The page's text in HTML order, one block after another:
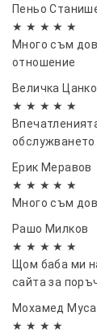
Пеньо
★ ★ ★ ★ ★
Много съм
отношение
Величка
★ ★ ★ ★ ★
обслужването
Ерик Меравов
★ ★ ★ ★ ★
Много съм
Рашо Милков
★ ★ ★ ★ ★
Щом баба ми
сайта за
Мохамед Муса
★ ★ ★ ★